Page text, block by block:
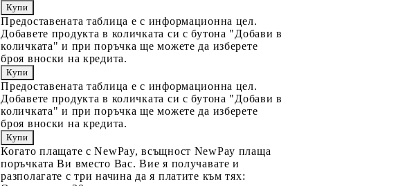
Предоставената таблица е с информационна цел.
Добавете продукта в количката си с бутона "Добави в
количката" и при поръчка ще можете да изберете
броя вноски на кредита.
Предоставената таблица е с информационна цел.
Добавете продукта в количката си с бутона "Добави в
количката" и при поръчка ще можете да изберете
броя вноски на кредита.
Когато плащате с NewPay, всъщност NewPay плаща
поръчката Ви вместо Вас. Вие я получавате и
разполагате с три начина да я платите към тях: